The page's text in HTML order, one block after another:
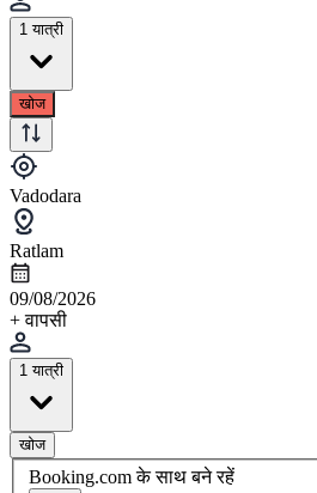
1 यात्री
खोज
Vadodara
Ratlam
09/08/2026
+ वापसी
1 यात्री
खोज
Booking.com के साथ बने रहें